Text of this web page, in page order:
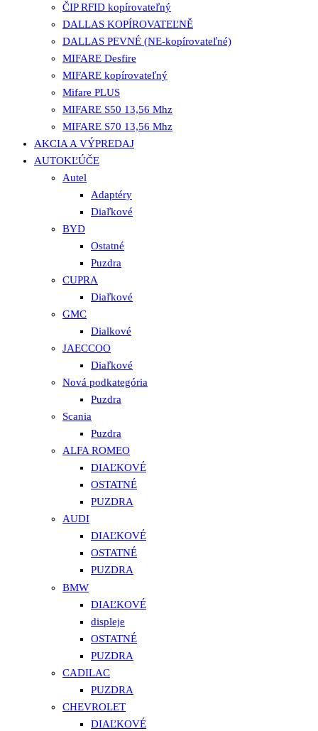
ČIP RFID kopírovateľný
DALLAS KOPÍROVATEĽNĚ
DALLAS PEVNÉ (NE-kopírovateľné)
MIFARE Desfire
MIFARE kopírovateľný
Mifare PLUS
MIFARE S50 13,56 Mhz
MIFARE S70 13,56 Mhz
AKCIA A VÝPREDAJ
AUTOKĽÚČE
Autel
Adaptéry
Diaľkové
BYD
Ostatné
Puzdra
CUPRA
Diaľkové
GMC
Dialkové
JAECCOO
Diaľkové
Nová podkategória
Puzdra
Scania
Puzdra
ALFA ROMEO
DIAĽKOVÉ
OSTATNÉ
PUZDRA
AUDI
DIAĽKOVÉ
OSTATNÉ
PUZDRA
BMW
DIAĽKOVÉ
displeje
OSTATNÉ
PUZDRA
CADILAC
PUZDRA
CHEVROLET
DIAĽKOVÉ